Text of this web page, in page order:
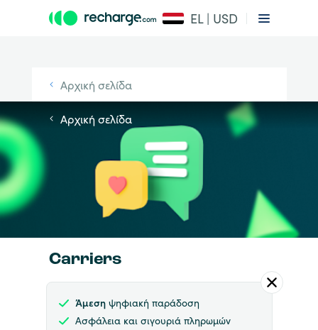
EL | USD
Αρχική σελίδα
Αρχική σελίδα
Carriers
Άμεσηψηφιακή παράδοση
Ασφάλεια και σιγουριά πληρωμών